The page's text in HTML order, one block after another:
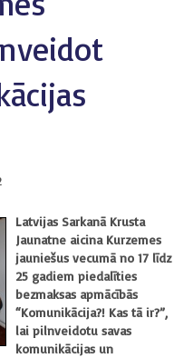
Latvijas Sarkanā Krusta
Jaunatne aicina Kurzemes
jauniešus vecumā no 17 līdz
25 gadiem piedalīties
bezmaksas apmācībās
“Komunikācija?! Kas tā ir?”,
lai pilnveidotu savas
komunikācijas un